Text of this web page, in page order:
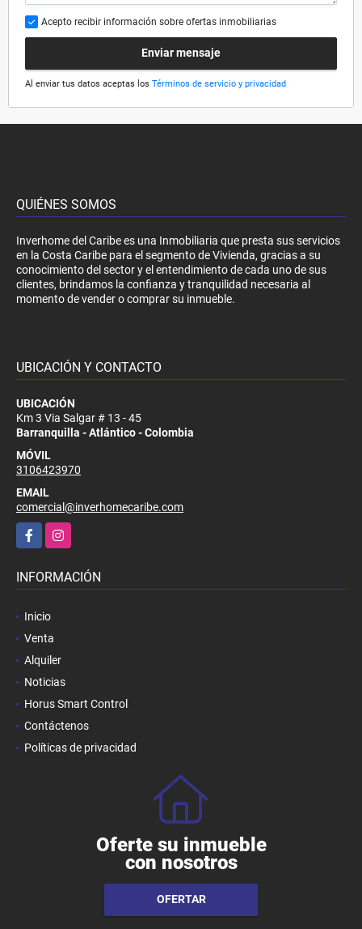
Acepto recibir información sobre ofertas inmobiliarias
Enviar mensaje
Al enviar tus datos aceptas los Términos de servicio y privacidad
QUIÉNES SOMOS
Inverhome del Caribe es una Inmobiliaria que presta sus servicios
en la Costa Caribe para el segmento de Vivienda, gracias a su
conocimiento del sector y el entendimiento de cada uno de sus
clientes, brindamos la confianza y tranquilidad necesaria al
momento de vender o comprar su inmueble.
UBICACIÓN Y CONTACTO
UBICACIÓN
Km 3 Via Salgar # 13 - 45
Barranquilla - Atlántico - Colombia
MÓVIL
3106423970
EMAIL
comercial@inverhomecaribe.com
FacebookInstagram
INFORMACIÓN
Inicio
Venta
Alquiler
Noticias
Horus Smart Control
Contáctenos
Políticas de privacidad
Oferte su inmueble
con nosotros
OFERTAR